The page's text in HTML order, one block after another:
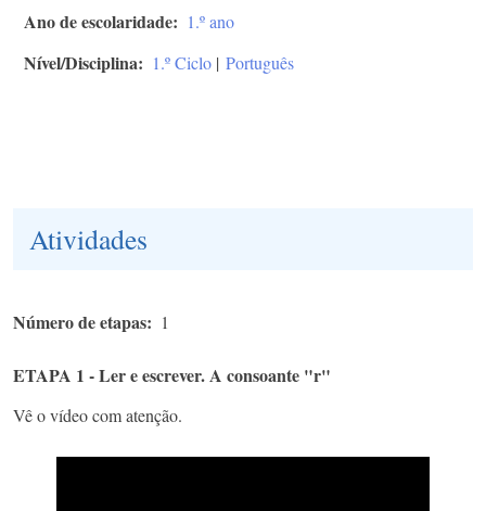
Ano de escolaridade 1.º ano
Nível/Disciplina 1.º Ciclo | Português
Atividades
Número de etapas 1
ETAPA 1 - Ler e escrever. A consoante "r"
Vê o vídeo com atenção.